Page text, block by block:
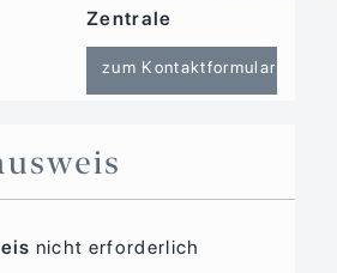
Zentrale
zum Kontaktformular
nicht erforderlich